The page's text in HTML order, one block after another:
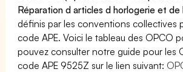
Réparation d articles d horlogerie et
définis par les conventions collectives
code APE. Voici le tableau des OPCO
pouvez consulter notre guide pour les
code APE 9525Z sur le lien suivant: